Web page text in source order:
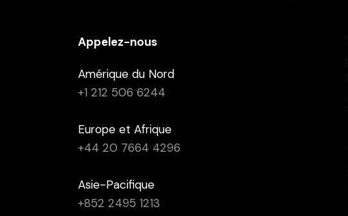
Appelez-nous
Amérique du Nord
+1 212 506 6244
Europe et Afrique
+44 20 7664 4296
Asie-Pacifique
+852 2495 1213